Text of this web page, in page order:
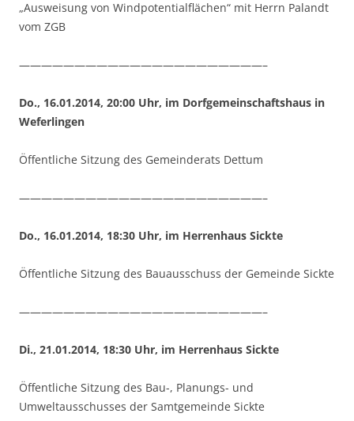
„Ausweisung von Windpotentialflächen“ mit Herrn Palandt
vom ZGB
——————————————————————–
Do., 16.01.2014, 20:00 Uhr, im Dorfgemeinschaftshaus in
Weferlingen
Öffentliche Sitzung des Gemeinderats Dettum
——————————————————————–
Do., 16.01.2014, 18:30 Uhr, im Herrenhaus Sickte
Öffentliche Sitzung des Bauausschuss der Gemeinde Sickte
——————————————————————–
Di., 21.01.2014, 18:30 Uhr, im Herrenhaus Sickte
Öffentliche Sitzung des Bau-, Planungs- und
Umweltausschusses der Samtgemeinde Sickte